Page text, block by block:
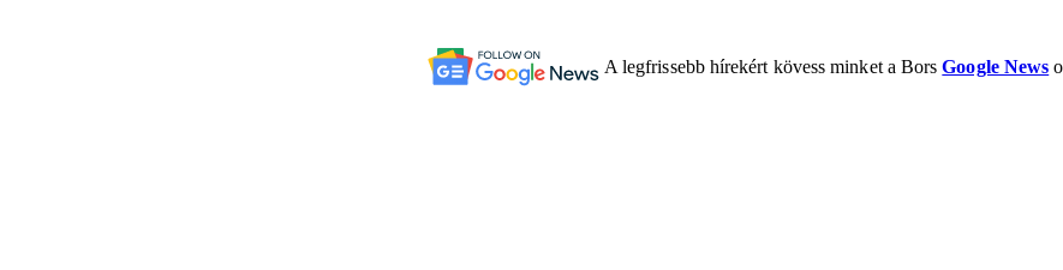
A legfrissebb hírekért kövess minket a BorsGoogle News